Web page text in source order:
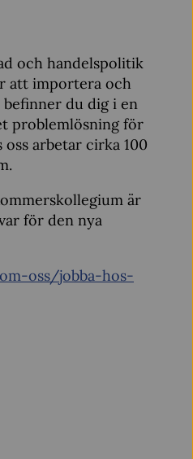
och handelspolitik
att importera och
befinner du dig i en
problemlösning för
arbetar cirka 100
är
för den nya
oss/jobba-hos-